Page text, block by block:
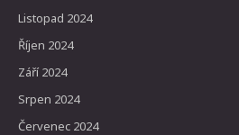
Listopad 2024
Říjen 2024
Září 2024
Srpen 2024
Červenec 2024